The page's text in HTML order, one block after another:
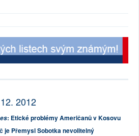
2012
: Etické problémy Američanů v Kosovu
je Přemysl Sobotka nevolitelný